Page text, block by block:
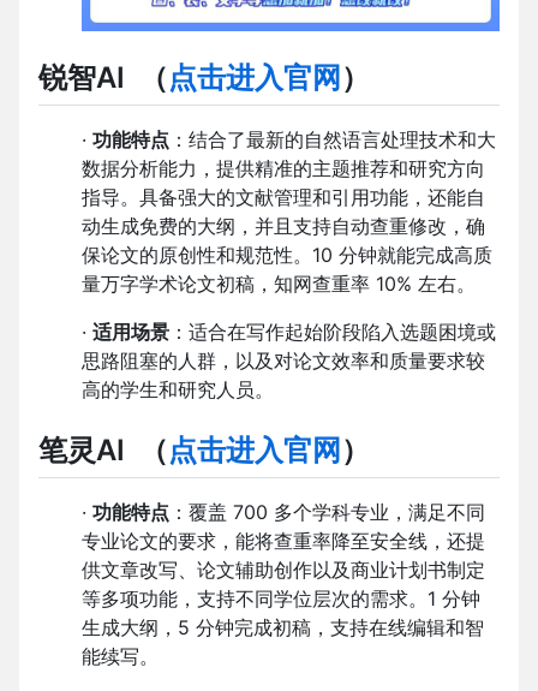
锐智AI （点击进入官网 ）
· 功能特点 ：结合了最新的自然语言处理技术和大
数据分析能力，提供精准的主题推荐和研究方向
指导。具备强大的文献管理和引用功能，还能自
动生成免费的大纲，并且支持自动查重修改，确
保论文的原创性和规范性。10 分钟就能完成高质
量万字学术论文初稿，知网查重率 10% 左右。
· 适用场景 ：适合在写作起始阶段陷入选题困境或
思路阻塞的人群，以及对论文效率和质量要求较
高的学生和研究人员。
笔灵AI （点击进入官网 ）
· 功能特点 ：覆盖 700 多个学科专业，满足不同
专业论文的要求，能将查重率降至安全线，还提
供文章改写、论文辅助创作以及商业计划书制定
等多项功能，支持不同学位层次的需求。1 分钟
生成大纲，5 分钟完成初稿，支持在线编辑和智
能续写。